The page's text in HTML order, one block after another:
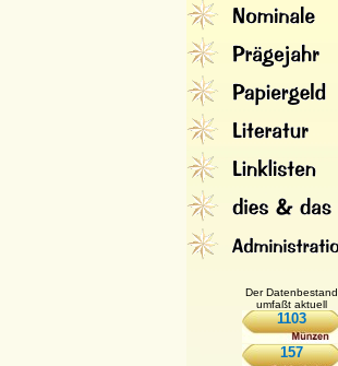
Der Datenbestand
umfaßt aktuell
1103
157